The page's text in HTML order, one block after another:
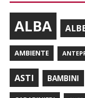
ALBA
AMBIENTE
ASTI BAMBINI